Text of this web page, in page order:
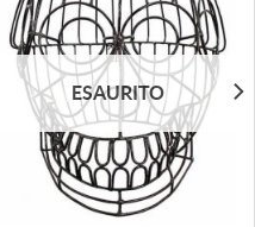
alla lista
dei
desideri
ESAURITO